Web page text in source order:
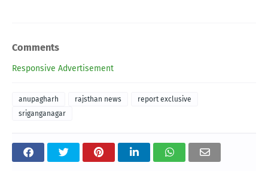
Comments
Responsive Advertisement
anupagharh rajsthan news
report exclusive
sriganganagar